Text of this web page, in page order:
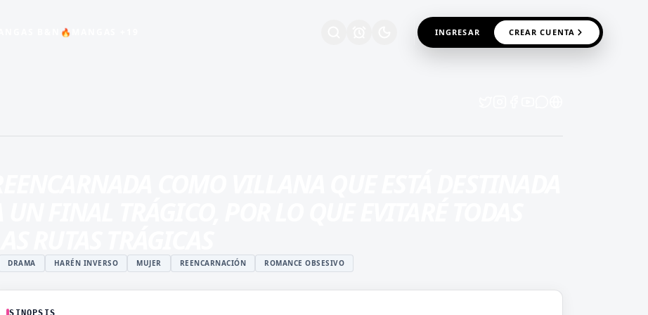
ISTUKI
MANGA JUVENIL DE
🔥 INGRESAR CREAR CUENTA
DRAMA HARÉN INVERSO MUJER REENCARNACIÓN ROMANCE OBSESIVO
SINOPSIS